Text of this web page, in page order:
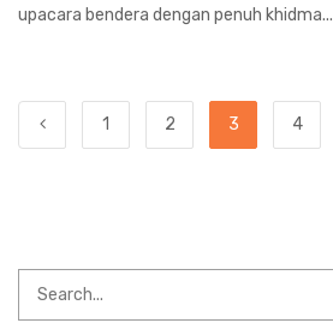
upacara bendera dengan penuh khidma...
1 2 3 4